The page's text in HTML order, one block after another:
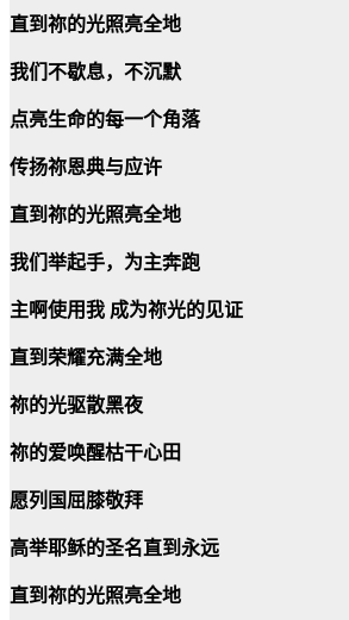
直到祢的光照亮全地
我们不歇息，不沉默
点亮生命的每一个角落
传扬祢恩典与应许
直到祢的光照亮全地
我们举起手，为主奔跑
主啊使用我 成为祢光的见证
直到荣耀充满全地
祢的光驱散黑夜
祢的爱唤醒枯干心田
愿列国屈膝敬拜
高举耶稣的圣名直到永远
直到祢的光照亮全地